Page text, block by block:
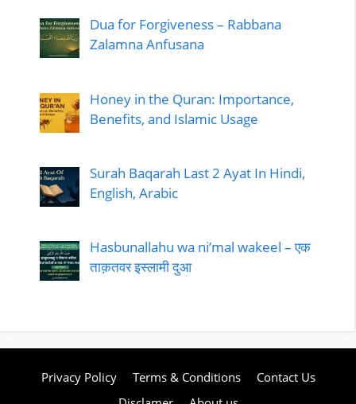
Dua for Forgiveness – Rabbana
Zalamna Anfusana
Honey in the Quran: Importance,
Benefits, and Islamic Usage
Surah Baqarah Last 2 Ayat In Hindi,
English, Arabic
Hasbunallahu wa ni’mal wakeel – एक
ताक़तवर इस्लामी दुआ
Privacy Policy Terms & Conditions
Contact Us